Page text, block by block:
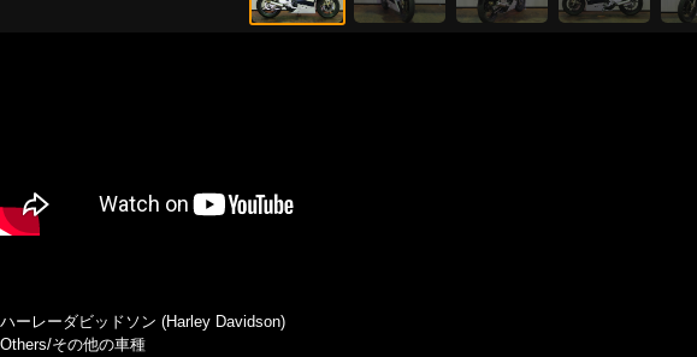
ハーレーダビッドソン (Harley Davidson)
Others/その他の車種